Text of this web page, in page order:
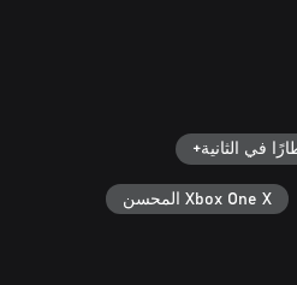
Xbox One X المحسن